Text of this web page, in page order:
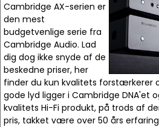
Cambridge AX-serien er
den mest
budgetvenlige serie fra
Cambridge Audio. Lad
dig dog ikke snyde af de
beskedne priser, her
finder du kun kvalitets forstærkerer
gode lyd ligger i Cambridge DNA'et
kvalitets Hi-Fi produkt, på trods af
pris, takket være over 50 års